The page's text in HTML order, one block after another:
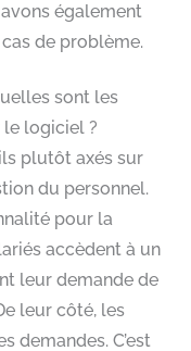
également
de problème.
sont les
logiciel ?
plutôt axés sur
du personnel.
pour la
accèdent à un
leur demande de
leur côté, les
demandes. C’est